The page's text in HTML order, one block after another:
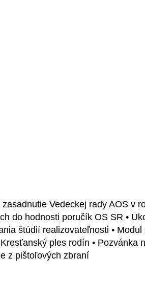
Vedeckej rady AOS v
do hodnosti poručík OS SR •
štúdií realizovateľnosti •
ples rodín • Pozvánka
z pištoľových zbraní